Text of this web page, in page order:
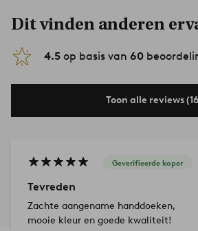
Dit vinden anderen
4.5 op basis van 60
Toon alle reviews
Geverifieerde koper
Tevreden
Zachte aangename handdoeken,
mooie kleur en goede kwaliteit!